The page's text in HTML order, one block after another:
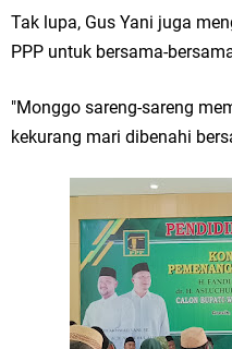
Kurban untuk Ratusan Warga
Ponpes Himmatul Khoiriyah
Keluarga Besar dr. Titin Ekowati RS
RT 03 RW 01 Patra Raya
Bersolek, Siap Meriahkan HUT Ke
Tak lupa, Gus Yani juga
PPP untuk bersama-
"Monggo sareng-sareng
kekurang mari dibenahi